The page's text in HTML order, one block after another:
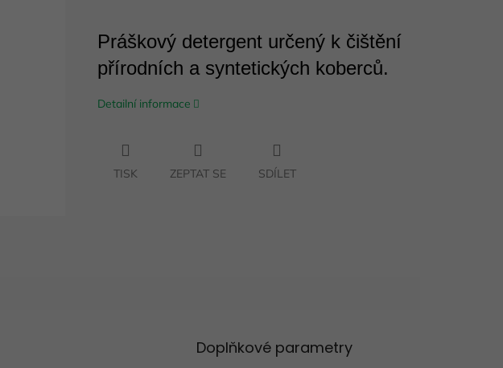
Práškový detergent určený k čištění
přírodních a syntetických koberců.
Detailní informace
TISK ZEPTAT SE SDÍLET
Doplňkové parametry